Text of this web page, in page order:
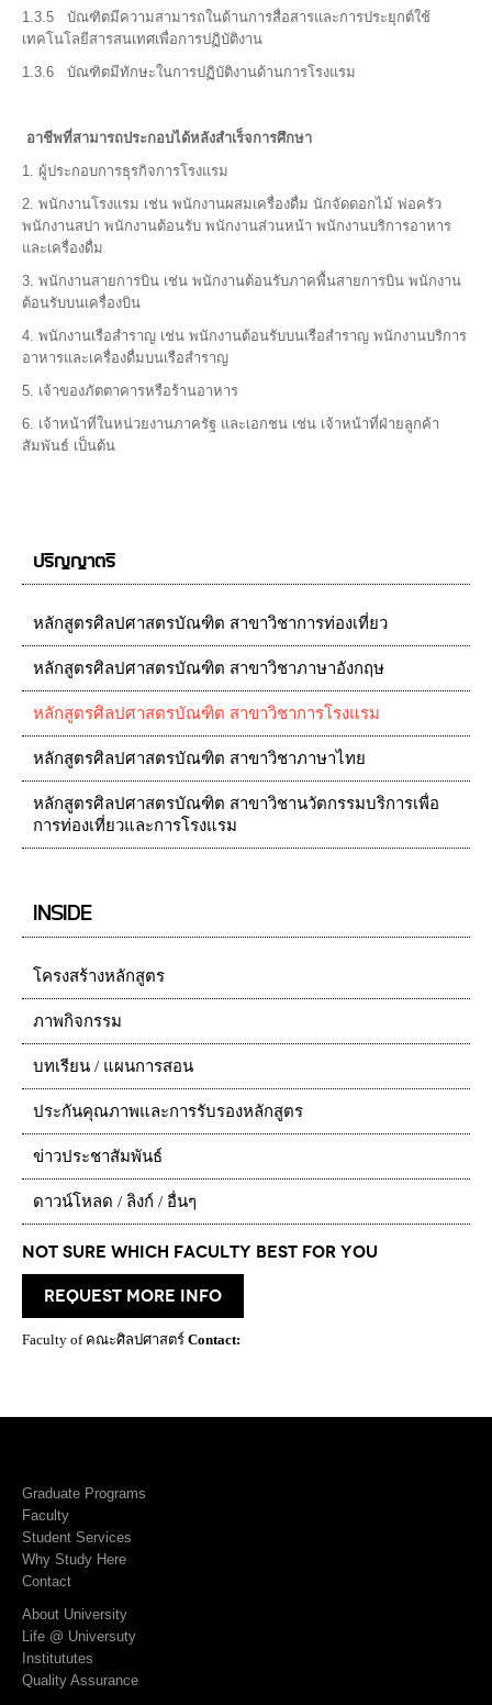
1.3.5 บัณฑิตมีความสามารถในด้านการสื่อสารและการประยุกต์ใช้
เทคโนโลยีสารสนเทศเพื่อการปฏิบัติงาน
1.3.6 บัณฑิตมีทักษะในการปฏิบัติงานด้านการโรงแรม
อาชีพที่สามารถประกอบได้หลังสำเร็จการศึกษา
1. ผู้ประกอบการธุรกิจการโรงแรม
2. พนักงานโรงแรม เช่น พนักงานผสมเครื่องดื่ม นักจัดดอกไม้ พ่อครัว
พนักงานสปา พนักงานต้อนรับ พนักงานส่วนหน้า พนักงานบริการอาหาร
และเครื่องดื่ม
3. พนักงานสายการบิน เช่น พนักงานต้อนรับภาคพื้นสายการบิน พนักงาน
ต้อนรับบนเครื่องบิน
4. พนักงานเรือสำราญ เช่น พนักงานต้อนรับบนเรือสำราญ พนักงานบริการ
อาหารและเครื่องดื่มบนเรือสำราญ
5. เจ้าของภัตตาคารหรือร้านอาหาร
6. เจ้าหน้าที่ในหน่วยงานภาครัฐ และเอกชน เช่น เจ้าหน้าที่ฝ่ายลูกค้า
สัมพันธ์ เป็นต้น
ปริญญาตรี
หลักสูตรศิลปศาสตรบัณฑิต สาขาวิชาการท่องเที่ยว
หลักสูตรศิลปศาสตรบัณฑิต สาขาวิชาภาษาอังกฤษ
หลักสูตรศิลปศาสตรบัณฑิต สาขาวิชาการโรงแรม
หลักสูตรศิลปศาสตรบัณฑิต สาขาวิชาภาษาไทย
หลักสูตรศิลปศาสตรบัณฑิต สาขาวิชานวัตกรรมบริการเพื่อ
การท่องเที่ยวและการโรงแรม
INSIDE
โครงสร้างหลักสูตร
ภาพกิจกรรม
บทเรียน / แผนการสอน
ประกันคุณภาพและการรับรองหลักสูตร
ข่าวประชาสัมพันธ์
ดาวน์โหลด / ลิงก์ / อื่นๆ
Not Sure which Faculty best for you
request more info
Faculty of คณะศิลปศาสตร์ Contact:
Graduate Programs
Faculty
Student Services
Why Study Here
Contact
About University
Life @ Universuty
Institututes
Quality Assurance